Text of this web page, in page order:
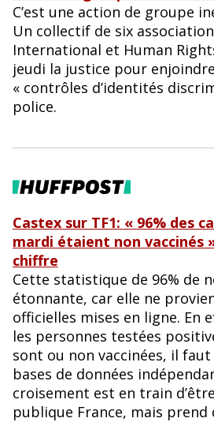
C’est une action de groupe
Un collectif de six
International et Human
jeudi la justice pour
« contrôles d’identités
police.
Castex sur TF1: « 96% des
mardi étaient non vaccinés
chiffre
Cette statistique de 96% de
étonnante, car elle ne
officielles mises en ligne. En
les personnes testées
sont ou non vaccinées, il
bases de données
croisement est en train
publique France, mais prend